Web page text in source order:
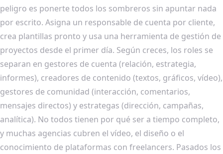
peligro es ponerte todos los sombreros sin apuntar nada
por escrito. Asigna un responsable de cuenta por cliente,
crea plantillas pronto y usa una herramienta de gestión de
proyectos desde el primer día. Según creces, los roles se
separan en gestores de cuenta (relación, estrategia,
informes), creadores de contenido (textos, gráficos, vídeo),
gestores de comunidad (interacción, comentarios,
mensajes directos) y estrategas (dirección, campañas,
analítica). No todos tienen por qué ser a tiempo completo,
y muchas agencias cubren el vídeo, el diseño o el
conocimiento de plataformas con freelancers. Pasados los